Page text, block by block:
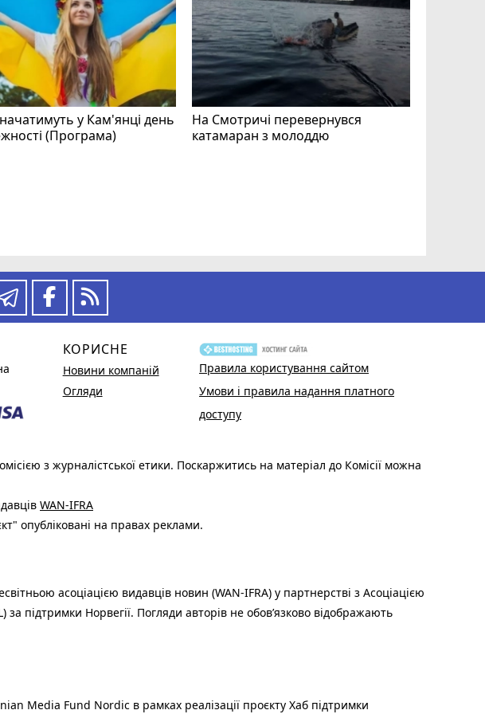
у Кам'янці день
(Програма)
На Смотричі перевернувся
катамаран з молоддю
КОРИСНЕ
Новини компаній
Огляди
Правила користування сайтом
Умови і правила надання платного
доступу
з журналістської етики. Поскаржитись на матеріал до Комісії можна
WAN-IFRA
опубліковані на правах реклами.
асоціацією видавців новин (WAN-IFRA) у партнерстві з Асоціацією
підтримки Норвегії. Погляди авторів не обов’язково відображають
Media Fund Nordic в рамках реалізації проєкту Хаб підтримки